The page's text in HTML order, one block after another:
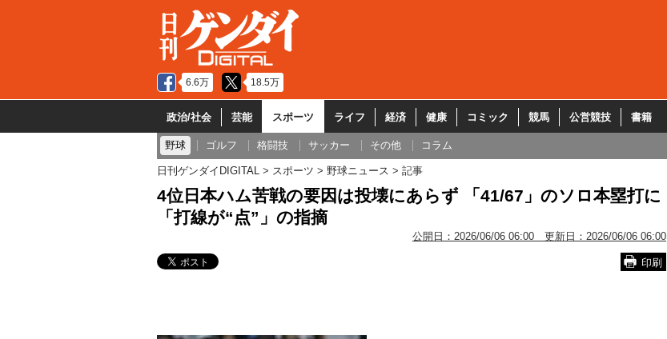
6.6万 18.5万
政治/社会 芸能 スポーツ ライフ 経済 健康 コミック 競馬 公営競技 書籍
野球 ゴルフ 格闘技 サッカー その他 コラム
日刊ゲンダイDIGITAL スポーツ 野球ニュース 記事
4位日本ハム苦戦の要因は投壊にあらず 「41/67」のソロ本塁打に
「打線が“点”」の指摘
公開日： 2026/06/06 06:00 更新日： 2026/06/06 06:00
印刷